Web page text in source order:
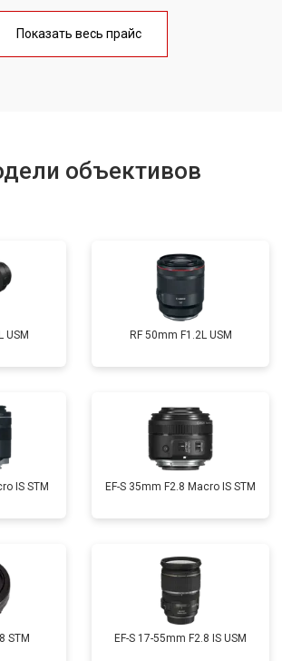
Показать весь прайс
объективов
USM RF 50mm F1.2L USM
IS STM EF-S 35mm F2.8 Macro IS STM
STM EF-S 17-55mm F2.8 IS USM